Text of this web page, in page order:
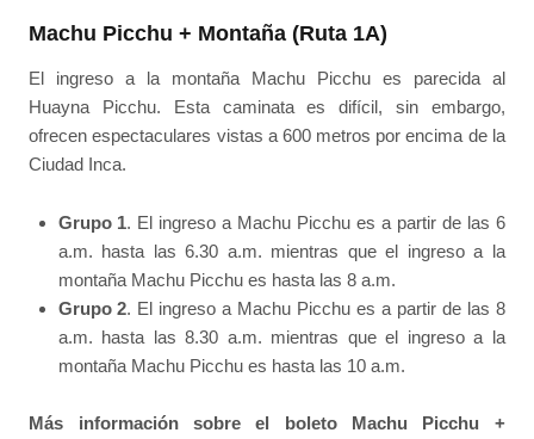
Machu Picchu + Montaña (Ruta 1A)
El ingreso a la montaña Machu Picchu es parecida al
Huayna Picchu. Esta caminata es difícil, sin embargo,
ofrecen espectaculares vistas a 600 metros por encima de la
Ciudad Inca.
Grupo 1. El ingreso a Machu Picchu es a partir de las 6
a.m. hasta las 6.30 a.m. mientras que el ingreso a la
montaña Machu Picchu es hasta las 8 a.m.
Grupo 2. El ingreso a Machu Picchu es a partir de las 8
a.m. hasta las 8.30 a.m. mientras que el ingreso a la
montaña Machu Picchu es hasta las 10 a.m.
Más información sobre el boleto Machu Picchu +